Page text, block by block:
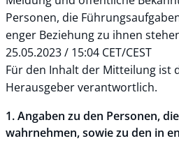
Personen, die
enger Beziehung zu ihnen
25.05.2023 / 15:04 CET/CEST
Für den Inhalt der Mitteilung ist
Herausgeber verantwortlich.
1. Angaben zu den Personen,
wahrnehmen, sowie zu den in